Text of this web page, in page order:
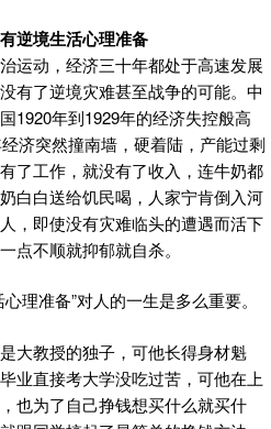
逆境生活心理准备
运动，经济三十年都处于高速发展
有了逆境灾难甚至战争的可能。中
1920年到1929年的经济失控般高
济突然撞南墙，硬着陆，产能过剩
了工作，就没有了收入，连牛奶都
白白送给饥民喝，人家宁肯倒入河
，即使没有灾难临头的遭遇而活下
点不顺就抑郁就自杀。
理准备”对人的一生是多么重要。
大教授的独子，可他长得身材魁
业直接考大学没吃过苦，可他在上
也为了自己挣钱想买什么就买什